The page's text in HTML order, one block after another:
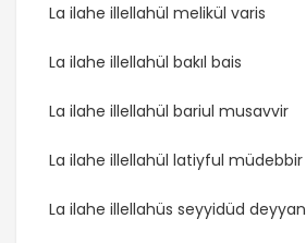
La ilahe illellahül melikül varis
La ilahe illellahül bakıl bais
La ilahe illellahül bariul musavvir
La ilahe illellahül latiyful müdebbir
La ilahe illellahüs seyyidüd deyyan